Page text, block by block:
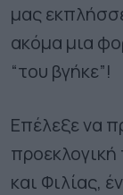
μας
ακόμα μια
“του βγήκε”!
Επέλεξε να
προεκλογική
και Φιλίας,